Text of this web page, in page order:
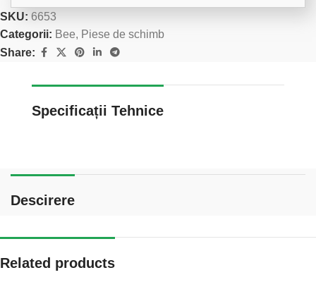
SKU: 6653
Categorii: Bee, Piese de schimb
Share:
Specificații Tehnice
Descirere
Related products